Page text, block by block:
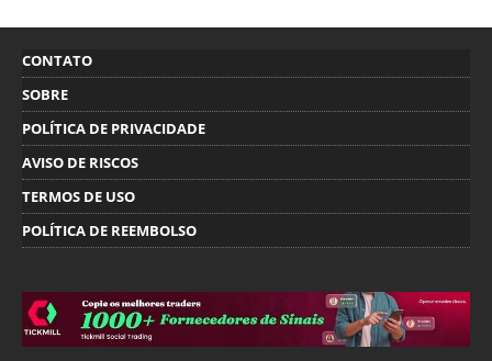
CONTATO
SOBRE
POLÍTICA DE PRIVACIDADE
AVISO DE RISCOS
TERMOS DE USO
POLÍTICA DE REEMBOLSO